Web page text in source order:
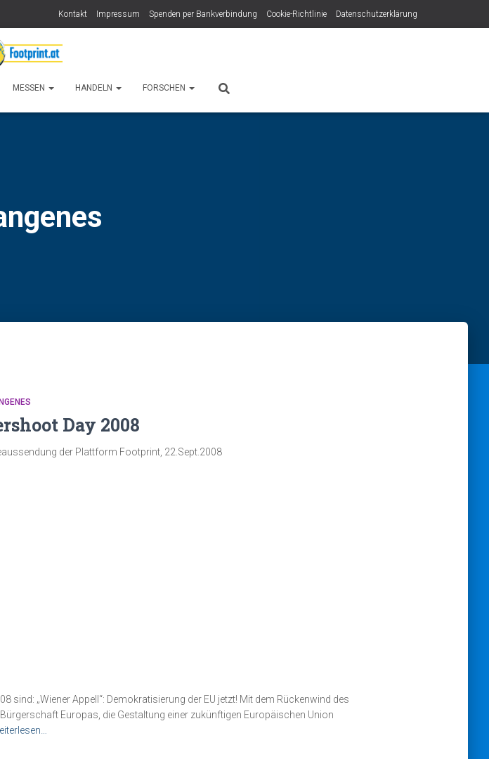
Kontakt Impressum Spenden per Bankverbindung Cookie-Richtlinie Datenschutzerklärung
MESSEN HANDELN FORSCHEN
Day 2008
der Plattform Footprint, 22.Sept.2008
sind: „Wiener Appell“: Demokratisierung der EU jetzt! Mit dem Rückenwind des
Europas, die Gestaltung einer zukünftigen Europäischen Union